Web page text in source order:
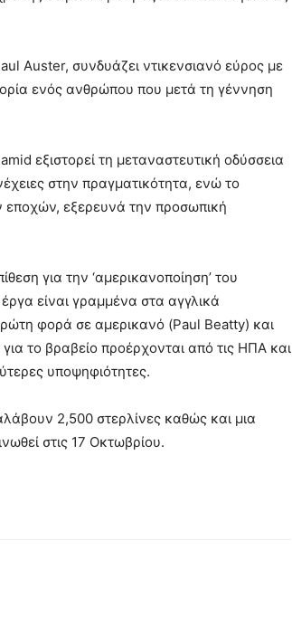
Auster, συνδυάζει ντικενσιανό εύρος με
ενός ανθρώπου που μετά τη γέννηση
εξιστορεί τη μεταναστευτική οδύσσεια
στην πραγματικότητα, ενώ το
εποχών, εξερευνά την προσωπική
για την ‘αμερικανοποίηση’ του
είναι γραμμένα στα αγγλικά
φορά σε αμερικανό (Paul Beatty) και
το βραβείο προέρχονται από τις ΗΠΑ και
υποψηφιότητες.
2,500 στερλίνες καθώς και μια
στις 17 Οκτωβρίου.